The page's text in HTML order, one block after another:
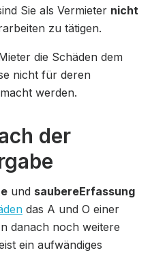
Sie als Vermieter nicht
zu tätigen.
die Schäden dem
nicht für deren
werden.
der
und saubereErfassung
das A und O einer
danach noch weitere
ein aufwändiges